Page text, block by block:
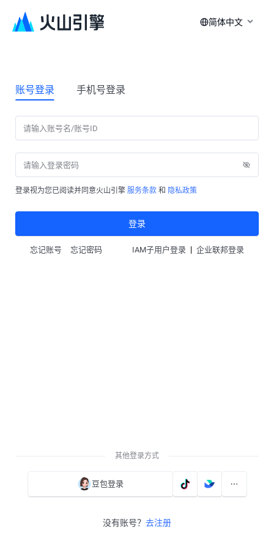
简体中文
账号登录 手机号登录
登录视为您已阅读并同意火山引擎 服务条款 和 隐私政策
登录
忘记账号 忘记密码 IAM子用户登录 | 企业联邦登录
其他登录方式
豆包登录
没有账号？ 去注册